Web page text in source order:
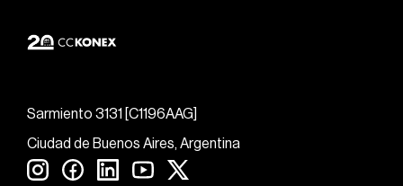
Sarmiento 3131 [C1196AAG]
Ciudad de Buenos Aires, Argentina